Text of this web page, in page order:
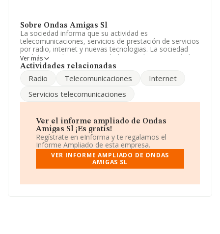
Sobre Ondas Amigas Sl
La sociedad informa que su actividad es
telecomunicaciones, servicios de prestación de servicios
por radio, internet y nuevas tecnologias. La sociedad
está registrada como Sociedad Limitada. Su actividad
CNAE es 'Otras actividades de telecomunicaciones' con
mercados exteriores.
La empresa Ondas Amigas S.L, con NIF B54250261,
tiene su domicilio social establecido en Camino Princesa
Alicante, Comunidad Valenciana.
En relación con el sector y disponiendo de los datos de
hasta 9.225 empresas, la facturación en el ámbito
nacional alcanza los 19.481 millones de euros y se
estima que el promedio de la facturación entre todas
las empresas es de 2 millones de euros. Para aportar
media de empleados de las empresas es de 6. La
Ver más
Actividades relacionadas
Radio Telecomunicaciones
Internet
Servicios telecomunicaciones
Ver el informe ampliado de Ondas
Amigas Sl ¡Es gratis!
Regístrate en eInforma y te regalamos el
Informe Ampliado de esta empresa.
VER INFORME AMPLIADO DE ONDAS
AMIGAS SL